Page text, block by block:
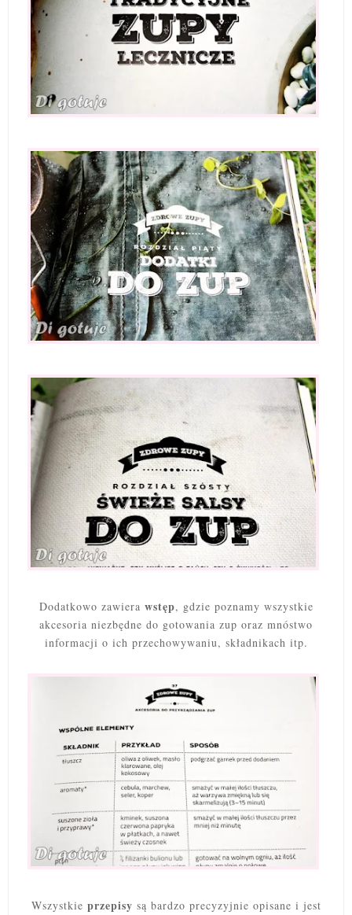
Dodatkowo zawiera wstęp, gdzie poznamy wszystkie
akcesoria niezbędne do gotowania zup oraz mnóstwo
informacji o ich przechowywaniu, składnikach itp.
Wszystkie przepisy są bardzo precyzyjnie opisane i jest